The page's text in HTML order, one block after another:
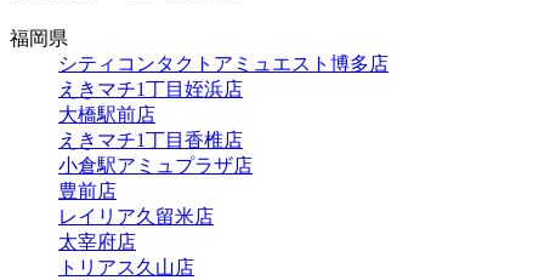
福岡県
シティコンタクトアミュエスト博多店
えきマチ1丁目姪浜店
大橋駅前店
えきマチ1丁目香椎店
小倉駅アミュプラザ店
豊前店
レイリア久留米店
太宰府店
トリアス久山店